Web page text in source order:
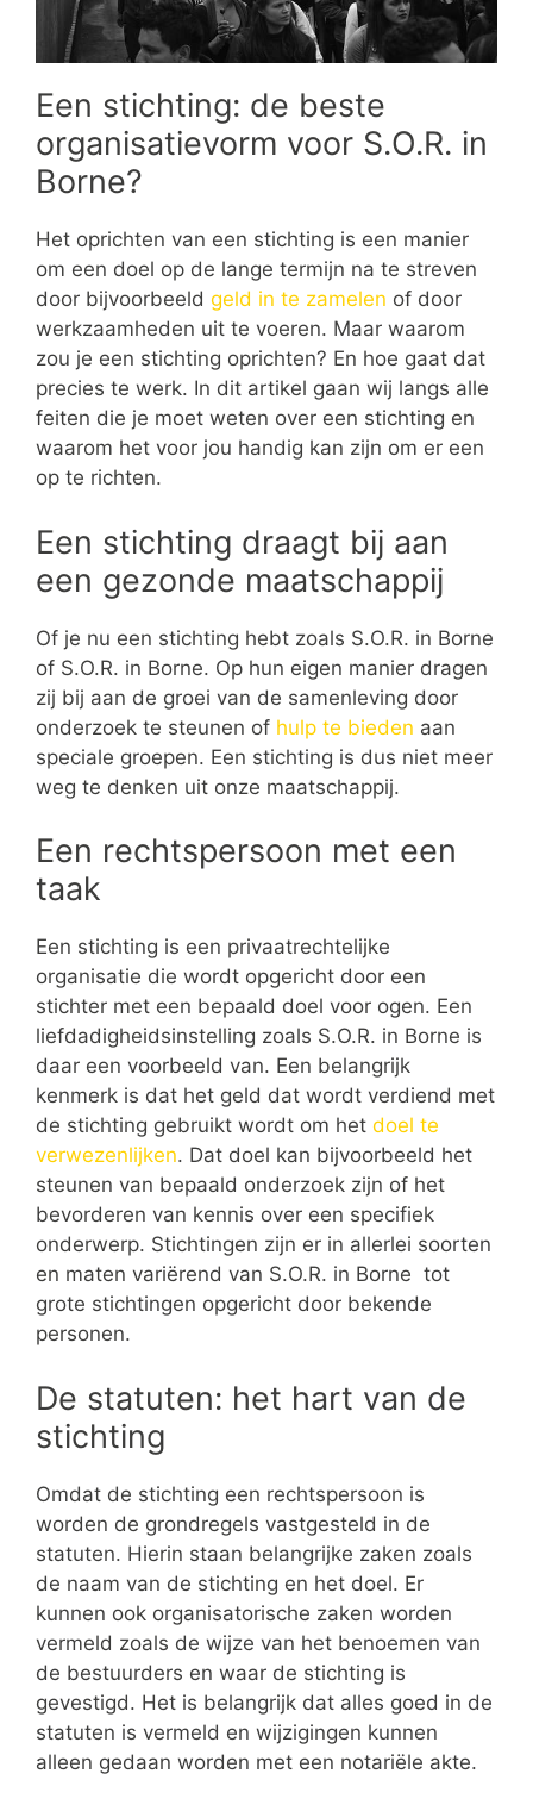
Een stichting: de beste
organisatievorm voor S.O.R. in
Borne?
Het oprichten van een stichting is een manier
om een doel op de lange termijn na te streven
door bijvoorbeeld geld in te zamelen of door
werkzaamheden uit te voeren. Maar waarom
zou je een stichting oprichten? En hoe gaat dat
precies te werk. In dit artikel gaan wij langs alle
feiten die je moet weten over een stichting en
waarom het voor jou handig kan zijn om er een
op te richten.
Een stichting draagt bij aan
een gezonde maatschappij
Of je nu een stichting hebt zoals S.O.R. in Borne
of S.O.R. in Borne. Op hun eigen manier dragen
zij bij aan de groei van de samenleving door
onderzoek te steunen of hulp te bieden aan
speciale groepen. Een stichting is dus niet meer
weg te denken uit onze maatschappij.
Een rechtspersoon met een
taak
Een stichting is een privaatrechtelijke
organisatie die wordt opgericht door een
stichter met een bepaald doel voor ogen. Een
liefdadigheidsinstelling zoals S.O.R. in Borne is
daar een voorbeeld van. Een belangrijk
kenmerk is dat het geld dat wordt verdiend met
de stichting gebruikt wordt om het doel te
verwezenlijken. Dat doel kan bijvoorbeeld het
steunen van bepaald onderzoek zijn of het
bevorderen van kennis over een specifiek
onderwerp. Stichtingen zijn er in allerlei soorten
en maten variërend van S.O.R. in Borne tot
grote stichtingen opgericht door bekende
personen.
De statuten: het hart van de
stichting
Omdat de stichting een rechtspersoon is
worden de grondregels vastgesteld in de
statuten. Hierin staan belangrijke zaken zoals
de naam van de stichting en het doel. Er
kunnen ook organisatorische zaken worden
vermeld zoals de wijze van het benoemen van
de bestuurders en waar de stichting is
gevestigd. Het is belangrijk dat alles goed in de
statuten is vermeld en wijzigingen kunnen
alleen gedaan worden met een notariële akte.